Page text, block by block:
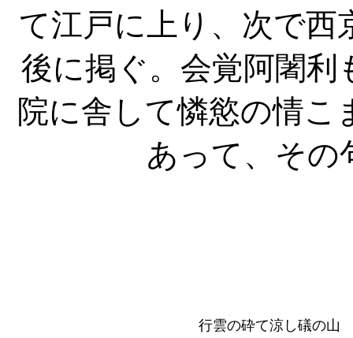
て江戸に上り、次で西
後に掲ぐ。会覚阿闍利
院に舎して憐慾の情
あって、その
行雲の砕て涼し礒の山